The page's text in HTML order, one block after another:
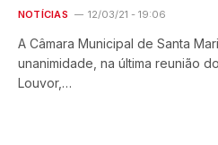
NOTÍCIAS 12/03/21 - 19:06
A Câmara Municipal de Santa
unanimidade, na última reunião
Louvor,…